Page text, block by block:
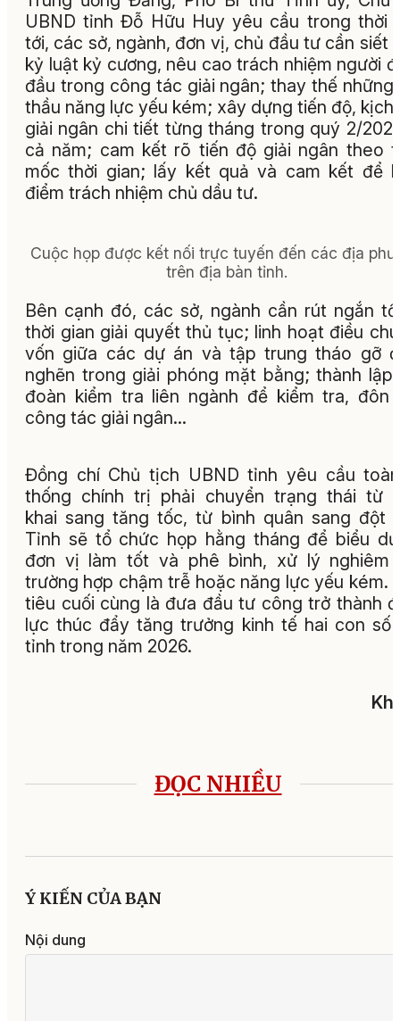
UBND tỉnh Đỗ Hữu Huy yêu cầu trong thời
tới, các sở, ngành, đơn vị, chủ đầu tư cần siết
kỷ luật kỷ cương, nêu cao trách nhiệm người
đầu trong công tác giải ngân; thay thế những
thầu năng lực yếu kém; xây dựng tiến độ, kịch
giải ngân chi tiết từng tháng trong quý 2/
cả năm; cam kết rõ tiến độ giải ngân theo
mốc thời gian; lấy kết quả và cam kết để
điểm trách nhiệm chủ dầu tư.
Cuộc họp được kết nối trực tuyến đến các địa
trên địa bàn tỉnh.
Bên cạnh đó, các sở, ngành cần rút ngắn
thời gian giải quyết thủ tục; linh hoạt điều
vốn giữa các dự án và tập trung tháo gỡ
nghẽn trong giải phóng mặt bằng; thành lập
đoàn kiểm tra liên ngành để kiểm tra, đôn
công tác giải ngân…
Đồng chí Chủ tịch UBND tỉnh yêu cầu
thống chính trị phải chuyển trạng thái từ
khai sang tăng tốc, từ bình quân sang đột
Tỉnh sẽ tổ chức họp hằng tháng để biểu
đơn vị làm tốt và phê bình, xử lý nghiêm
trường hợp chậm trễ hoặc năng lực yếu kém.
tiêu cuối cùng là đưa đầu tư công trở thành
lực thúc đẩy tăng trưởng kinh tế hai con số
tỉnh trong năm 2026.
ĐỌC NHIỀU
Ý KIẾN CỦA BẠN
Nội dung